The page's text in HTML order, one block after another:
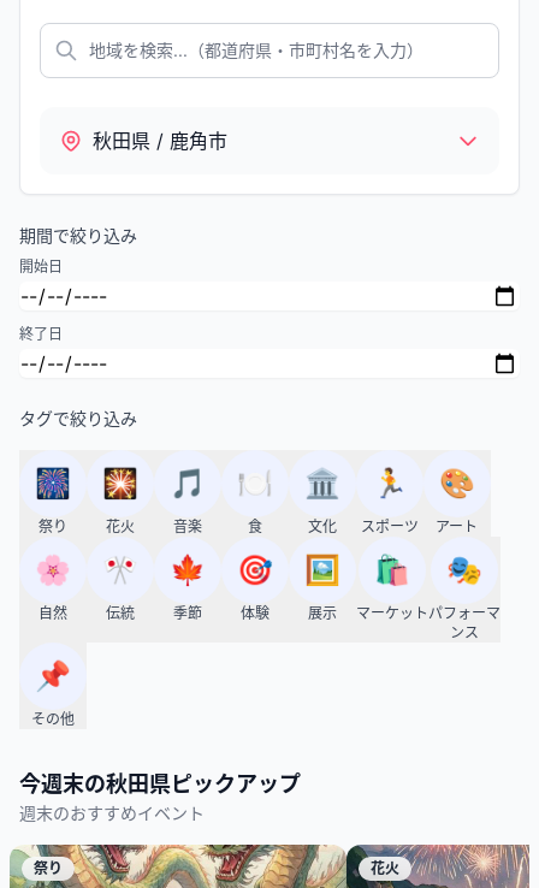
秋田県 / 鹿角市
期間で絞り込み
開始日
終了日
タグで絞り込み
🎆
祭り
🎇
花火
🎵
音楽
🍽️
食
🏛️
文化
🏃
スポーツ
🎨
アート
🌸
自然
🎌
伝統
🍁
季節
🎯
体験
🖼️
展示
🛍️
マーケット
🎭
パフォーマ
ンス
📌
その他
今週末の秋田県 ピックアップ
週末のおすすめイベント
祭り 花火